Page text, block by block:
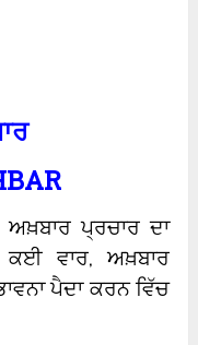
ਪ੍ਰਚਾਰ ਦਾ
ਵਾਰ, ਅਖ਼ਬਾਰ
ਪੈਦਾ ਕਰਨ ਵਿੱਚ